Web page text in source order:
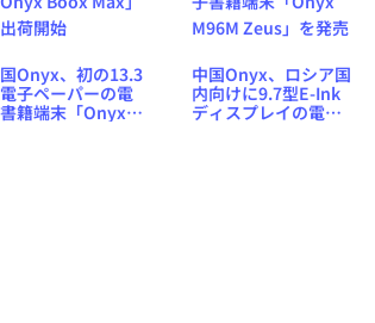
Onyx、初の13.3
子ペーパーの電
籍端末「Onyx
中国Onyx、ロシア国
内向けに9.7型E-Ink
ディスプレイの電子